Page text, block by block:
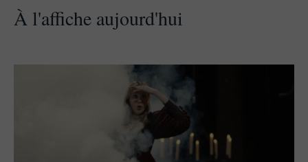
À l'affiche aujourd'hui